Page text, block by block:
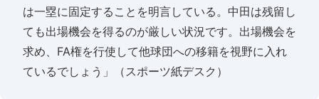
は一塁に固定することを明言している。中田は残留し
ても出場機会を得るのが厳しい状況です。出場機会を
求め、FA権を行使して他球団への移籍を視野に入れ
ているでしょう」（スポーツ紙デスク）